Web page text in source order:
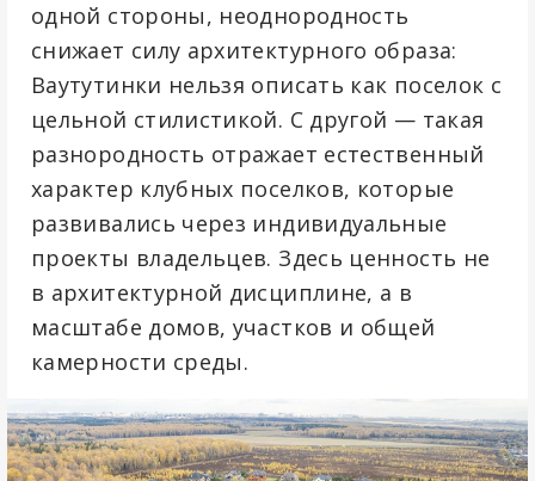
одной стороны, неоднородность
снижает силу архитектурного образа:
Ваутутинки нельзя описать как поселок с
цельной стилистикой. С другой — такая
разнородность отражает естественный
характер клубных поселков, которые
развивались через индивидуальные
проекты владельцев. Здесь ценность не
в архитектурной дисциплине, а в
масштабе домов, участков и общей
камерности среды.